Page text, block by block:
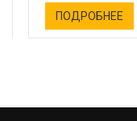
ПОДРОБНЕЕ